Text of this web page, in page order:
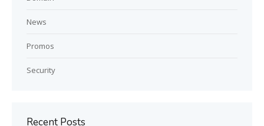
News
Promos
Security
Recent Posts